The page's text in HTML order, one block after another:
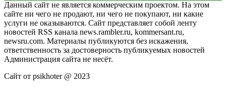
Данный сайт не является коммерческим проектом. На этом
сайте ни чего не продают, ни чего не покупают, ни какие
услуги не оказываются. Сайт представляет собой ленту
новостей RSS канала news.rambler.ru, kommersant.ru,
newsru.com. Материалы публикуются без искажения,
ответственность за достоверность публикуемых новостей
Администрация сайта не несёт.
Сайт от psikhoter @ 2023